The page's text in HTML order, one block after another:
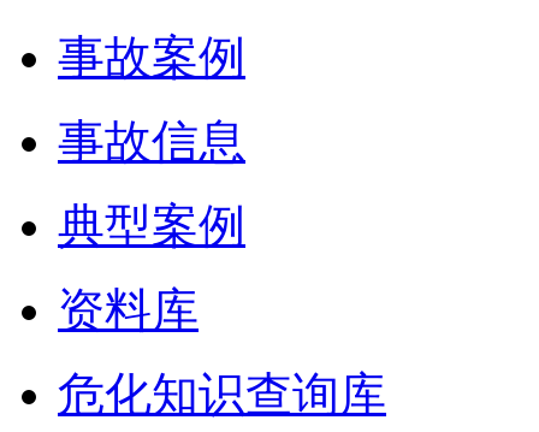
事故案例
事故信息
典型案例
资料库
危化知识查询库